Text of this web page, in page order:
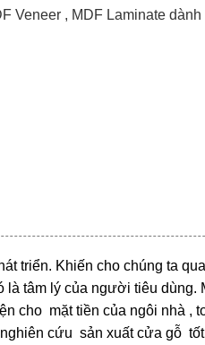
Veneer , MDF Laminate
triển. Khiến cho chúng ta
tâm lý của người tiêu dùng.
cho mặt tiền của ngôi nhà ,
cứu sản xuất cửa gỗ